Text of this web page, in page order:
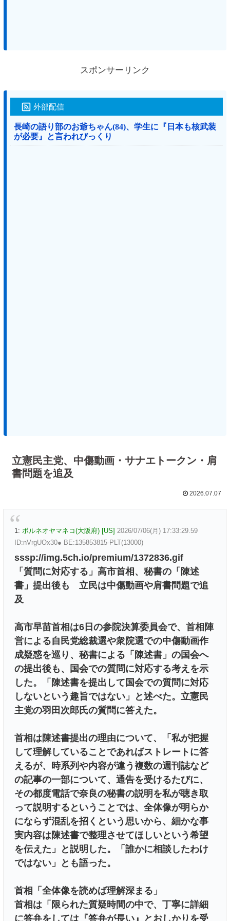
スポンサーリンク
外部配信
長崎の語り部のお爺ちゃん(84)、学生に『日本も核武装
が必要』と言われびっくり
立憲民主党、中傷動画・サナエトークン・肩
書問題を追及
2026.07.07
1: ボルネオヤマネコ(大阪府) [US] 2026/07/06(月) 17:33:29.59
ID:nVrgUOx30● BE:135853815-PLT(13000)
sssp://img.5ch.io/premium/1372836.gif
「質問に対応する」高市首相、秘書の「陳述
書」提出後も 立民は中傷動画や肩書問題で追
及
高市早苗首相は6日の参院決算委員会で、首相陣
営による自民党総裁選や衆院選での中傷動画作
成疑惑を巡り、秘書による「陳述書」の国会へ
の提出後も、国会での質問に対応する考えを示
した。「陳述書を提出して国会での質問に対応
しないという趣旨ではない」と述べた。立憲民
主党の羽田次郎氏の質問に答えた。
首相は陳述書提出の理由について、「私が把握
して理解していることであればストレートに答
えるが、時系列や内容が違う複数の週刊誌など
の記事の一部について、通告を受けるたびに、
その都度電話で奈良の秘書の説明を私が聴き取
って説明するということでは、全体像が明らか
にならず混乱を招くという思いから、細かな事
実内容は陳述書で整理させてほしいという希望
を伝えた」と説明した。「誰かに相談したわけ
ではない」とも語った。
首相「全体像を読めば理解深まる」
首相は「限られた質疑時間の中で、丁寧に詳細
に答弁をしては『答弁が長い』とおしかりを受